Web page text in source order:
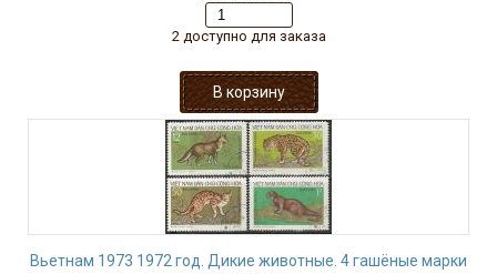
2 доступно для заказа
Вьетнам 1973 1972 год. Дикие животные. 4 гашёные марки